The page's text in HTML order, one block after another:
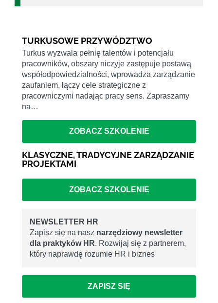
TURKUSOWE PRZYWÓDZTWO
Turkus wyzwala pełnię talentów i potencjału
pracowników, obszary niczyje zastępuje postawą
współodpowiedzialności, wprowadza zarządzanie
zaufaniem, łączy cele strategiczne z
pracowniczymi nadając pracy sens. Zapraszamy
na…
ZOBACZ SZKOLENIE
KLASYCZNE, TRADYCYJNE ZARZĄDZANIE
PROJEKTAMI
ZOBACZ SZKOLENIE
NEWSLETTER HR
Zapisz się na nasz narzędziowy newsletter
dla praktyków HR. Rozwijaj się z partnerem,
który naprawdę rozumie HR i biznes
ZAPISZ SIĘ